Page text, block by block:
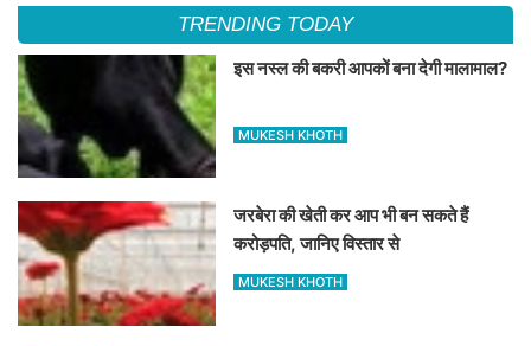
TRENDING TODAY
इस नस्ल की बकरी आपकों बना देगी मालामाल?
MUKESH KHOTH
जरबेरा की खेती कर आप भी बन सकते हैं
करोड़पति, जानिए विस्तार से
MUKESH KHOTH